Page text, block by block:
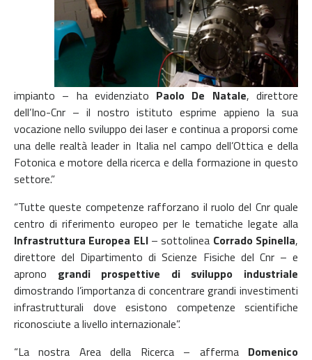
impianto – ha evidenziato Paolo De Natale, direttore
dell’Ino-Cnr – il nostro istituto esprime appieno la sua
vocazione nello sviluppo dei laser e continua a proporsi come
una delle realtà leader in Italia nel campo dell’Ottica e della
Fotonica e motore della ricerca e della formazione in questo
settore.”
“Tutte queste competenze rafforzano il ruolo del Cnr quale
centro di riferimento europeo per le tematiche legate alla
Infrastruttura Europea ELI – sottolinea Corrado Spinella,
direttore del Dipartimento di Scienze Fisiche del Cnr – e
aprono grandi prospettive di sviluppo industriale
dimostrando l’importanza di concentrare grandi investimenti
infrastrutturali dove esistono competenze scientifiche
riconosciute a livello internazionale”.
“La nostra Area della Ricerca – afferma Domenico